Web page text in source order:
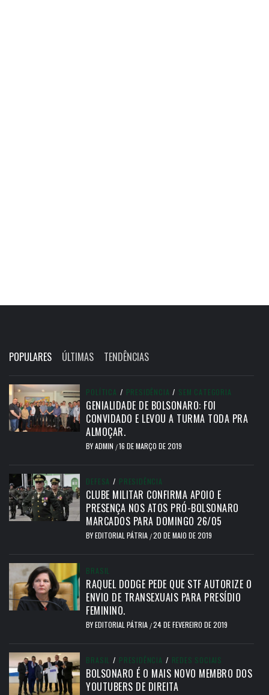
POPULARES ÚLTIMAS TENDÊNCIAS
POLÍTICA / PRESIDÊNCIA / SEM CATEGORIA
GENIALIDADE DE BOLSONARO: FOI
CONVIDADO E LEVOU A TURMA TODA PRA
ALMOÇAR.
BYADMIN /16 DE MARÇO DE 2019
DEFESA / PRESIDÊNCIA
CLUBE MILITAR CONFIRMA APOIO E
PRESENÇA NOS ATOS PRÓ-BOLSONARO
MARCADOS PARA DOMINGO 26/05
BYEDITORIAL PÁTRIA /20 DE MAIO DE 2019
BRASIL
RAQUEL DODGE PEDE QUE STF AUTORIZE O
ENVIO DE TRANSEXUAIS PARA PRESÍDIO
FEMININO.
BYEDITORIAL PÁTRIA /24 DE FEVEREIRO DE 2019
BRASIL / PRESIDÊNCIA / REDES SOCIAIS
BOLSONARO É O MAIS NOVO MEMBRO DOS
YOUTUBERS DE DIREITA